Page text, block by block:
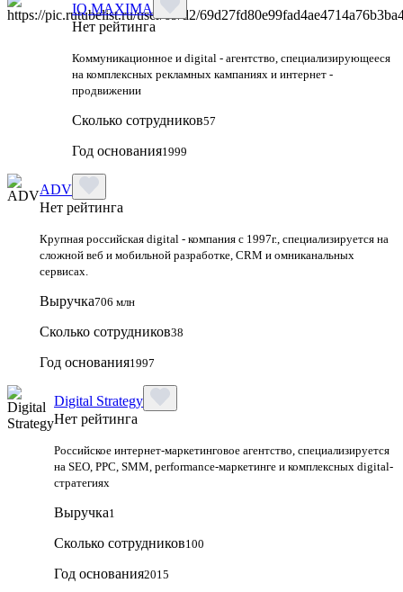
IQ MAXIMA
Нет рейтинга
Коммуникационное и digital - агентство, специализирующееся
на комплексных рекламных кампаниях и интернет -
продвижении
Сколько сотрудников57
Год основания1999
ADV
Нет рейтинга
Крупная российская digital - компания с 1997г., специализируется на
сложной веб и мобильной разработке, CRM и омниканальных
сервисах.
Выручка706 млн
Сколько сотрудников38
Год основания1997
Digital Strategy
Нет рейтинга
Российское интернет-маркетинговое агентство, специализируется
на SEO, PPC, SMM, performance-маркетинге и комплексных digital-
стратегиях
Выручка1
Сколько сотрудников100
Год основания2015